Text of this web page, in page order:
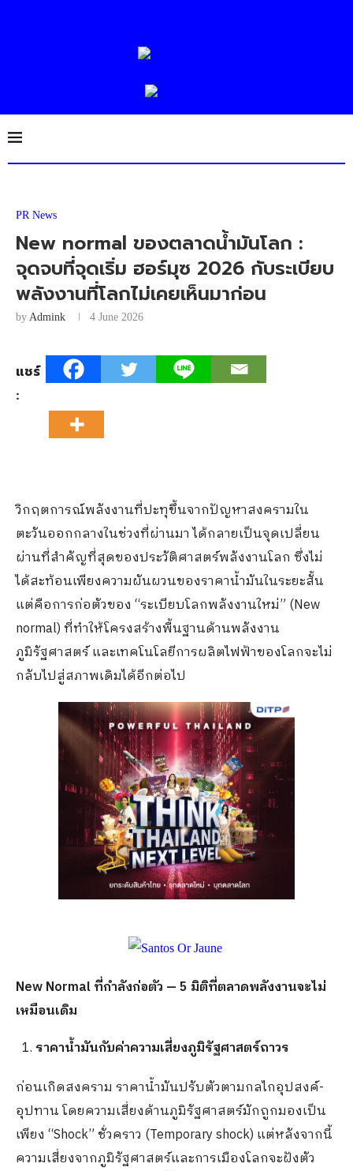
PR News
New normal ของตลาดน้ำมันโลก :
จุดจบที่จุดเริ่ม ฮอร์มุซ 2026 กับระเบียบ
พลังงานที่โลกไม่เคยเห็นมาก่อน
by Admink 4 June 2026
แชร์
:
วิกฤตการณ์พลังงานที่ปะทุขึ้นจากปัญหาสงครามใน
ตะวันออกกลางในช่วงที่ผ่านมา ได้กลายเป็นจุดเปลี่ยน
ผ่านที่สำคัญที่สุดของประวัติศาสตร์พลังงานโลก ซึ่งไม่
ได้สะท้อนเพียงความผันผวนของราคาน้ำมันในระยะสั้น
แต่คือการก่อตัวของ “ระเบียบโลกพลังงานใหม่” (New
normal) ที่ทำให้โครงสร้างพื้นฐานด้านพลังงาน
ภูมิรัฐศาสตร์ และเทคโนโลยีการผลิตไฟฟ้าของโลกจะไม่
กลับไปสู่สภาพเดิมได้อีกต่อไป
New Normal ที่กำลังก่อตัว — 5 มิติที่ตลาดพลังงานจะไม่
เหมือนเดิม
ราคาน้ำมันกับค่าความเสี่ยงภูมิรัฐศาสตร์ถาวร
ก่อนเกิดสงคราม ราคาน้ำมันปรับตัวตามกลไกอุปสงค์-
อุปทาน โดยความเสี่ยงด้านภูมิรัฐศาสตร์มักถูกมองเป็น
เพียง “Shock” ชั่วคราว (Temporary shock) แต่หลังจากนี้
ความเสี่ยงจากภูมิรัฐศาสตร์และการเมืองโลกจะฝังตัว